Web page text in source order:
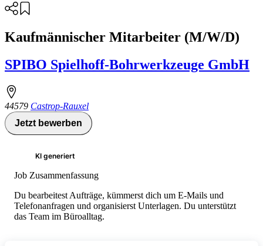
Kaufmännischer Mitarbeiter (M/W/D)
SPIBO Spielhoff-Bohrwerkzeuge GmbH
44579 Castrop-Rauxel
Jetzt bewerben
KI generiert
Job Zusammenfassung
Du bearbeitest Aufträge, kümmerst dich um E-Mails und
Telefonanfragen und organisierst Unterlagen. Du unterstützt
das Team im Büroalltag.